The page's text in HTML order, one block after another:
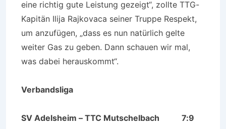
eine richtig gute Leistung gezeigt“, zollte TTG-
Kapitän Ilija Rajkovaca seiner Truppe Respekt,
um anzufügen, „dass es nun natürlich gelte
weiter Gas zu geben. Dann schauen wir mal,
was dabei herauskommt“.
Verbandsliga
SV Adelsheim – TTC Mutschelbach 7:9